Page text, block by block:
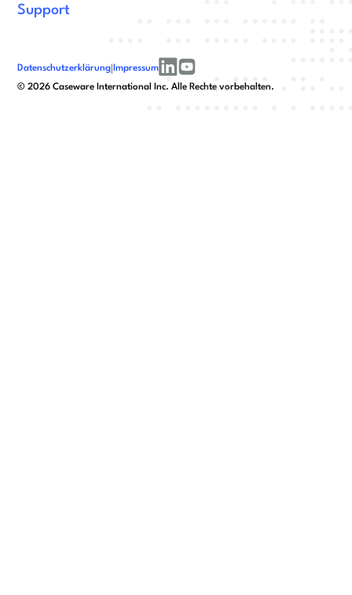
Support
©2026 Caseware International Inc. Alle Rechte vorbehalten.
Datenschutzerklärung | Impressum
linkedinyoutube